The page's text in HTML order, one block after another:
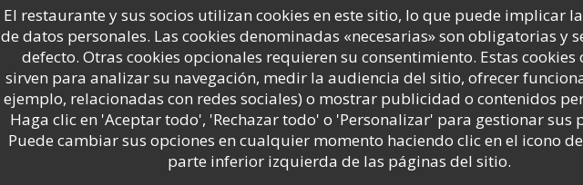
El restaurante y sus socios utilizan cookies en este sitio, lo que puede implicar
de datos personales. Las cookies denominadas «necesarias» son obligatorias y
defecto. Otras cookies opcionales requieren su consentimiento. Estas cookies
sirven para analizar su navegación, medir la audiencia del sitio, ofrecer
ejemplo, relacionadas con redes sociales) o mostrar publicidad o contenidos
Haga clic en 'Aceptar todo', 'Rechazar todo' o 'Personalizar' para gestionar sus
Puede cambiar sus opciones en cualquier momento haciendo clic en el icono
parte inferior izquierda de las páginas del sitio.